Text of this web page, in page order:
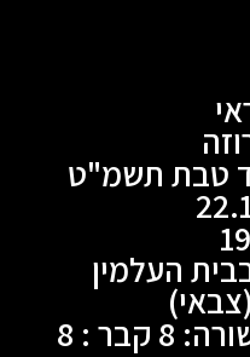
טבת תשמ"ט
העלמין